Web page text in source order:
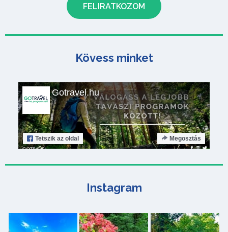
Kövess minket
Gotravel.hu
Tetszik az oldal Megosztás
Instagram